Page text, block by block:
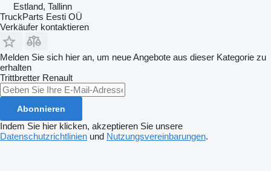
Estland, Tallinn
TruckParts Eesti OÜ
Verkäufer kontaktieren
Melden Sie sich hier an, um neue Angebote aus dieser Kategorie zu
erhalten
Trittbretter Renault
Abonnieren
Indem Sie hier klicken, akzeptieren Sie unsere
Datenschutzrichtlinien und Nutzungsvereinbarungen.